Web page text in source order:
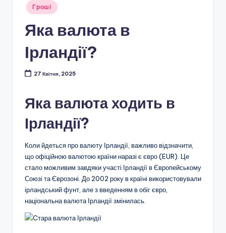
Опубліковано
Гроші
Яка валюта в
Ірландії?
27 Квітня, 2025
Яка валюта ходить в
Ірландії?
Коли йдеться про валюту Ірландії, важливо відзначити,
що офіційною валютою країни наразі є євро (EUR). Це
стало можливим завдяки участі Ірландії в Європейському
Союзі та Єврозоні. До 2002 року в країні використовували
ірландський фунт, але з введенням в обіг євро,
національна валюта Ірландії змінилась.